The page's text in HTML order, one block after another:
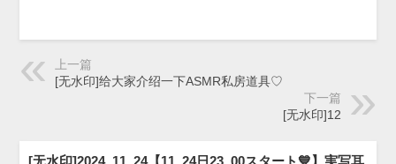
上一篇
[无水印]给大家介绍一下ASMR私房道具♡
下一篇
[无水印]12
[无水印]2024_11_24【11_24日23_00スタート💙】実写耳